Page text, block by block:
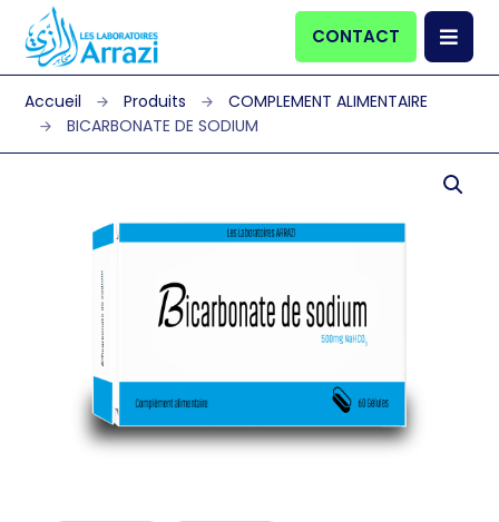
CONTACT
Produits
COMPLEMENT ALIMENTAIRE
BICARBONATE DE SODIUM